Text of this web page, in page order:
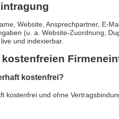
Website, Ansprechpartner, E-
(u. a. Website-Zuordnung,
und indexierbar.
kostenfrei?
kostenfrei und ohne